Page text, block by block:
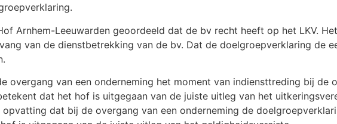
Arnhem-Leeuwarden geoordeeld dat de bv recht heeft op het LKV.
van de dienstbetrekking van de bv. Dat de doelgroepverklaring de
overgang van een onderneming het moment van indiensttreding bij de
dat het hof is uitgegaan van de juiste uitleg van het
dat bij de overgang van een onderneming de